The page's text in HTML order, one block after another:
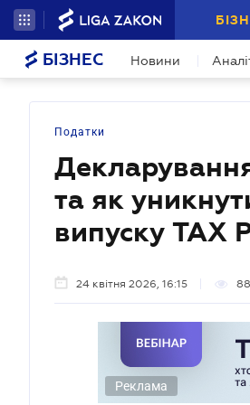
БІЗНЕС Новини
Податки
та як
випуску TAX
24 квітня 2026, 16:15 88
Реклама